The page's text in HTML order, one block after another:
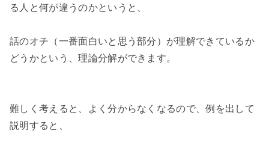
る人と何が違うのかというと、
話のオチ（一番面白いと思う部分）が理解できているか
どうかという、理論分解ができます。
難しく考えると、よく分からなくなるので、例を出して
説明すると、